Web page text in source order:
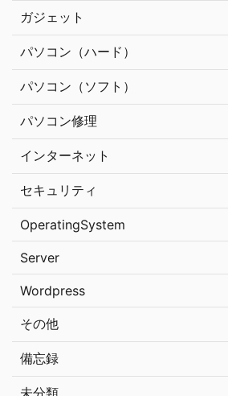
ガジェット
パソコン（ハード）
パソコン（ソフト）
パソコン修理
インターネット
セキュリティ
OperatingSystem
Server
Wordpress
その他
備忘録
未分類